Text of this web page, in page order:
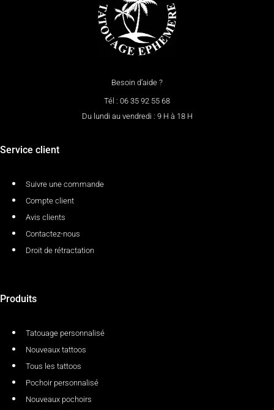
Besoin d’aide ?
Tél : 06 35 92 55 68
Du lundi au vendredi : 9 H à 18 H
Service client
Suivre une commande
Compte client
Avis clients
Contactez-nous
Droit de rétractation
Produits
Tatouage personnalisé
Nouveaux tattoos
Tous les tattoos
Pochoir personnalisé
Nouveaux pochoirs